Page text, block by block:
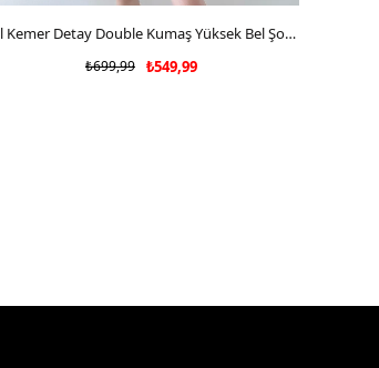
SEPETE EKLE
Bel Kemer Detay Double Kumaş Yüksek Bel Şort Siyah 2228
₺549,99
₺699,99